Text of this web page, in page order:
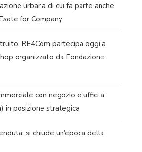
urbana di cui fa parte anche
for Company
RE4Com partecipa oggi a
organizzato da Fondazione
con negozio e uffici a
in posizione strategica
si chiude un’epoca della